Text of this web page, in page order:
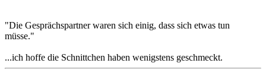
"Die Gesprächspartner waren sich einig, dass sich etwas tun
müsse."
...ich hoffe die Schnittchen haben wenigstens geschmeckt.